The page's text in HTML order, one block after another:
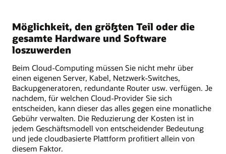
Möglichkeit, den größten Teil oder die
gesamte Hardware und Software
loszuwerden
Beim Cloud-Computing müssen Sie nicht mehr über
einen eigenen Server, Kabel, Netzwerk-Switches,
Backupgeneratoren, redundante Router usw. verfügen. Je
nachdem, für welchen Cloud-Provider Sie sich
entscheiden, kann dieser das alles gegen eine monatliche
Gebühr verwalten. Die Reduzierung der Kosten ist in
jedem Geschäftsmodell von entscheidender Bedeutung
und jede cloudbasierte Plattform profitiert allein von
diesem Faktor.